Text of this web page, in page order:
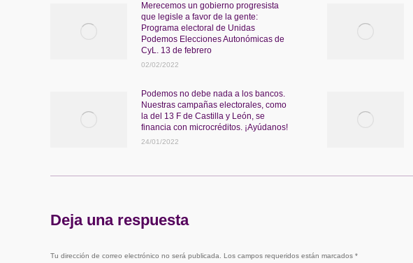
Merecemos un gobierno progresista
que legisle a favor de la gente:
Programa electoral de Unidas
Podemos Elecciones Autonómicas de
CyL. 13 de febrero
02/02/2022
Podemos no debe nada a los bancos.
Nuestras campañas electorales, como
la del 13 F de Castilla y León, se
financia con microcréditos. ¡Ayúdanos!
24/01/2022
Deja una respuesta
Tu dirección de correo electrónico no será publicada. Los campos requeridos están marcados *